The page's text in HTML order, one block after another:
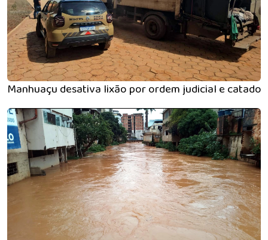
Manhuaçu desativa lixão por ordem judicial e